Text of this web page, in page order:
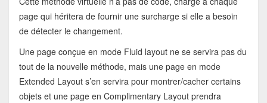
page qui héritera de fournir une surcharge si elle a besoin
de détecter le changement.
Une page conçue en mode Fluid layout ne se servira pas du
tout de la nouvelle méthode, mais une page en mode
Extended Layout s’en servira pour montrer/cacher certains
objets et une page en Complimentary Layout prendra